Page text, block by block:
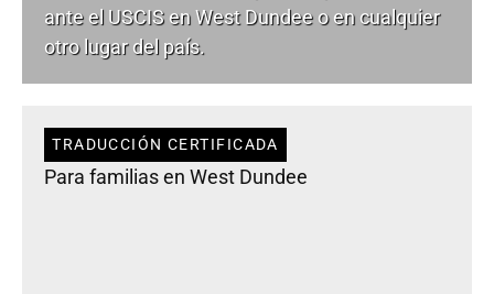
ante el USCIS en West Dundee o en cualquier
otro lugar del país.
TRADUCCIÓN CERTIFICADA
Para familias en West Dundee